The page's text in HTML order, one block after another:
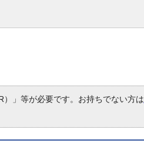
」等が必要です。お持ちでない方は